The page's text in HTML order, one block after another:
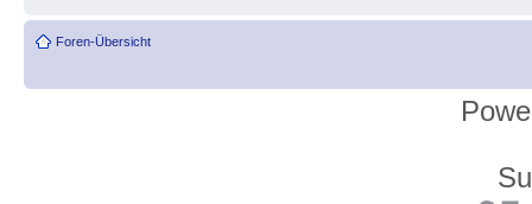
Foren-Übersicht